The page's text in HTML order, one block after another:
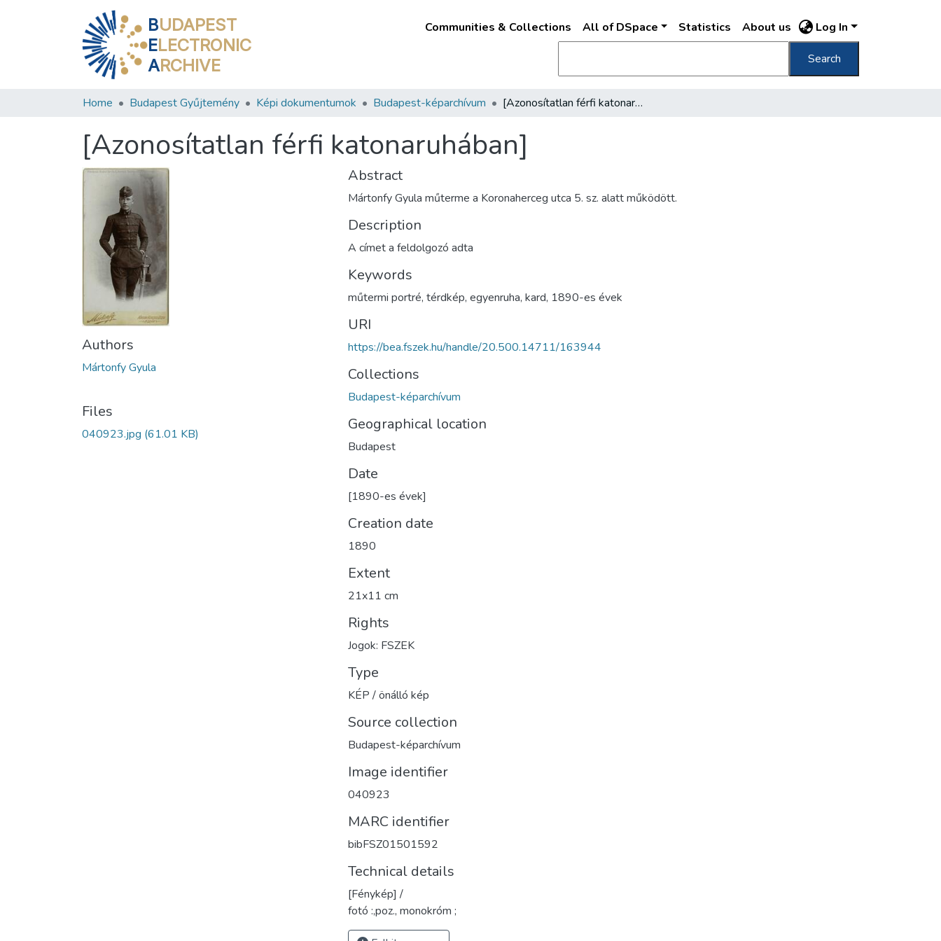
BUDAPEST
ELECTRONIC
ARCHIVE
Communities & Collections All of DSpace Statistics About us Log In
Search
Home Budapest Gyűjtemény Képi dokumentumok Budapest-képarchívum [Azonosítatlan férfi katonaruhában]
[Azonosítatlan férfi katonaruhában]
Authors
Mártonfy Gyula
Files
040923.jpg (61.01 KB)
Abstract
Mártonfy Gyula műterme a Koronaherceg utca 5. sz. alatt működött.
Description
A címet a feldolgozó adta
Keywords
műtermi portré, térdkép, egyenruha, kard, 1890-es évek
URI
https://bea.fszek.hu/handle/20.500.14711/163944
Collections
Budapest-képarchívum
Geographical location
Budapest
Date
[1890-es évek]
Creation date
1890
Extent
21x11 cm
Rights
Jogok: FSZEK
Type
KÉP / önálló kép
Source collection
Budapest-képarchívum
Image identifier
040923
MARC identifier
bibFSZ01501592
Technical details
[Fénykép] /
fotó :,poz., monokróm ;